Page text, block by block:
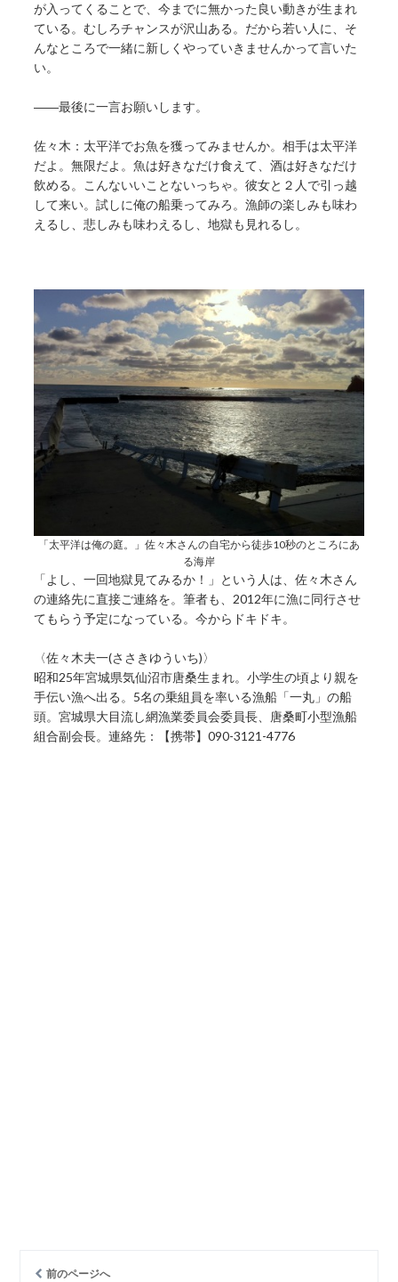
が入ってくることで、今までに無かった良い動きが生まれ
ている。むしろチャンスが沢山ある。だから若い人に、そ
んなところで一緒に新しくやっていきませんかって言いた
い。
――最後に一言お願いします。
佐々木：太平洋でお魚を獲ってみませんか。相手は太平洋
だよ。無限だよ。魚は好きなだけ食えて、酒は好きなだけ
飲める。こんないいことないっちゃ。彼女と２人で引っ越
して来い。試しに俺の船乗ってみろ。漁師の楽しみも味わ
えるし、悲しみも味わえるし、地獄も見れるし。
「太平洋は俺の庭。」佐々木さんの自宅から徒歩10秒のところにあ
る海岸
「よし、一回地獄見てみるか！」という人は、佐々木さん
の連絡先に直接ご連絡を。筆者も、2012年に漁に同行させ
てもらう予定になっている。今からドキドキ。
〈佐々木夫一(ささきゆういち)〉
昭和25年宮城県気仙沼市唐桑生まれ。小学生の頃より親を
手伝い漁へ出る。5名の乗組員を率いる漁船「一丸」の船
頭。宮城県大目流し網漁業委員会委員長、唐桑町小型漁船
組合副会長。連絡先：【携帯】090-3121-4776
前のページへ